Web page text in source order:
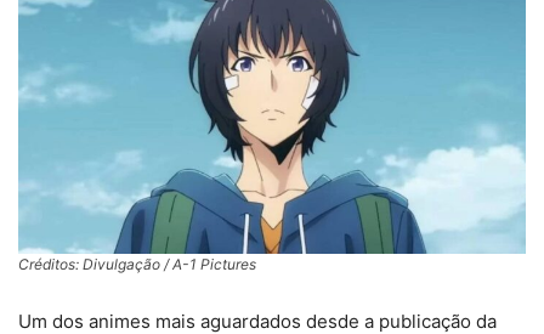
Créditos: Divulgação / A-1 Pictures
Um dos animes mais aguardados desde a publicação da